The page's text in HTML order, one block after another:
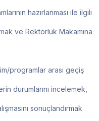
hazırlanması ile ilgili
ve Rektörlük Makamına
programlar arası geçiş
durumlarını incelemek,
sonuçlandırmak